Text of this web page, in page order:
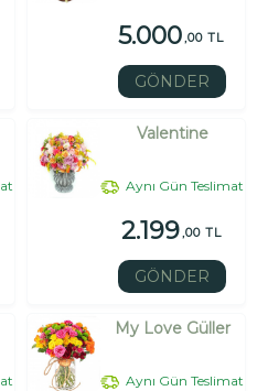
5.000,00 TL
GÖNDER
Valentine
Aynı Gün Teslimat
2.199,00 TL
GÖNDER
My Love Güller
Aynı Gün Teslimat